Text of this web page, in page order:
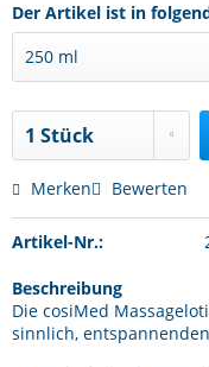
Der Artikel ist in
Merken Bewerten
Artikel-Nr.:
Beschreibung
Die cosiMed
sinnlich,